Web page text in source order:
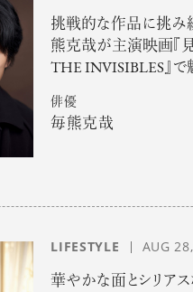
挑戦的な作品に挑み
熊克哉が主演映画『
THE INVISIBLES』で
俳優
毎熊克哉
LIFESTYLE AUG
華やかな面とシリア